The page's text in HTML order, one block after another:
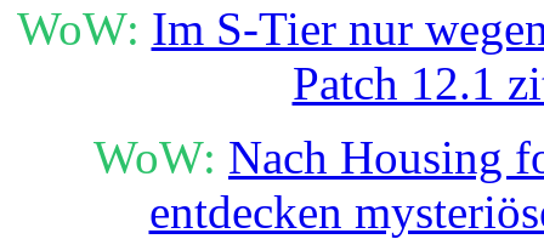
WoW: Im S-Tier nur
Patch 12.1
WoW: Nach Housing
entdecken